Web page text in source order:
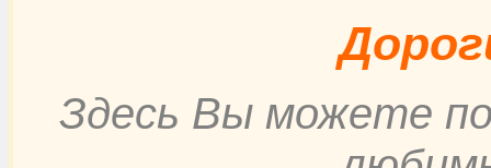
Здесь Вы можете